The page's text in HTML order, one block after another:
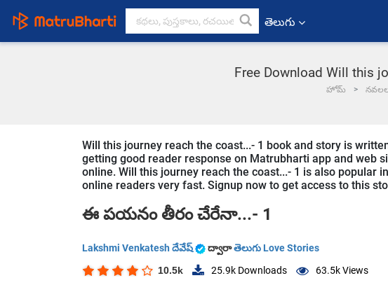
తెలుగు
Free Download Will this
హోమ్
Will this journey reach the coast...- 1 book and story is
getting good reader response on Matrubharti app and web
online. Will this journey reach the coast...- 1 is also popular
online readers very fast. Signup now to get access to this
ఈ పయనం తీరం చేరేనా...- 1
Lakshmi Venkatesh దేవేష్ ద్వారాతెలుగు Love Stories
10.5k 25.9k Downloads 63.5kViews